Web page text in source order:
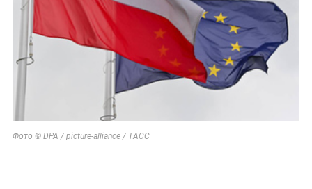
Фото © DPA / picture-alliance / ТАСС